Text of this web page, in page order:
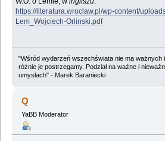
https://literatura.wroclaw.pl/wp-content/
Lem_Wojciech-Orlinski.pdf
"Wśród wydarzeń wszechświata nie ma ważnych
różnie je postrzegamy. Podział na ważne i
umysłach" - Marek Baraniecki
Q
YaBB Moderator